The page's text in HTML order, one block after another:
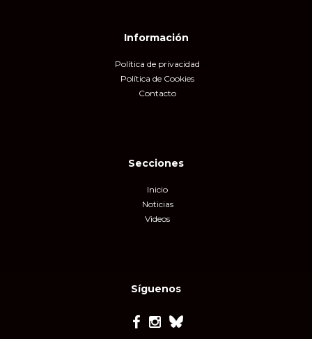
Información
Política de privacidad
Política de Cookies
Contacto
Síguenos
Secciones
Inicio
Noticias
Videos